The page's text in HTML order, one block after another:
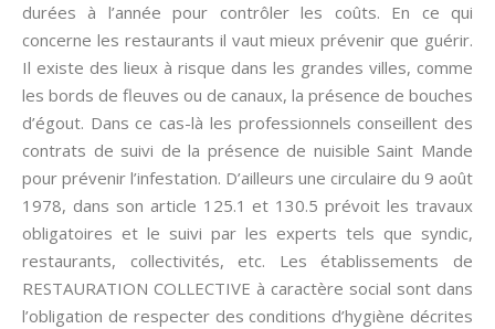
durées à l’année pour contrôler les coûts. En ce qui
concerne les restaurants il vaut mieux prévenir que guérir.
Il existe des lieux à risque dans les grandes villes, comme
les bords de fleuves ou de canaux, la présence de bouches
d’égout. Dans ce cas-là les professionnels conseillent des
contrats de suivi de la présence de nuisible Saint Mande
pour prévenir l’infestation. D’ailleurs une circulaire du 9 août
1978, dans son article 125.1 et 130.5 prévoit les travaux
obligatoires et le suivi par les experts tels que syndic,
restaurants, collectivités, etc. Les établissements de
RESTAURATION COLLECTIVE à caractère social sont dans
l’obligation de respecter des conditions d’hygiène décrites